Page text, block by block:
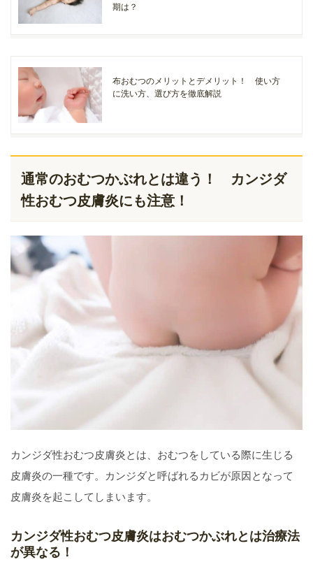
期は？
布おむつのメリットとデメリット！ 使い方
に洗い方、選び方を徹底解説
通常のおむつかぶれとは違う！ カンジダ
性おむつ皮膚炎にも注意！
カンジダ性おむつ皮膚炎とは、おむつをしている際に生じる
皮膚炎の一種です。カンジダと呼ばれるカビが原因となって
皮膚炎を起こしてしまいます。
カンジダ性おむつ皮膚炎はおむつかぶれとは治療法
が異なる！